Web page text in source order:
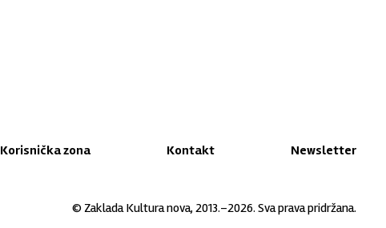
Korisnička zona Kontakt Newsletter
© Zaklada Kultura nova, 2013.–2026. Sva prava pridržana.